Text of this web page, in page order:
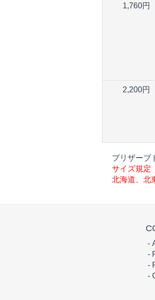
1,760円
2,200円
プリザー
サイズ規定
北海道、北
-
-
-
-